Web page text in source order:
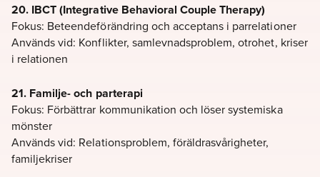
20. IBCT (Integrative Behavioral Couple Therapy)
Fokus: Beteendeförändring och acceptans i parrelationer
Används vid: Konflikter, samlevnadsproblem, otrohet, kriser
i relationen
21. Familje- och parterapi
Fokus: Förbättrar kommunikation och löser systemiska
mönster
Används vid: Relationsproblem, föräldrasvårigheter,
familjekriser